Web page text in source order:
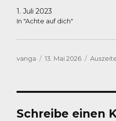
1. Juli 2023
In "Achte auf dich"
Autor
vanga
Veröffentlicht
13. Mai 2026
Schreibe einen